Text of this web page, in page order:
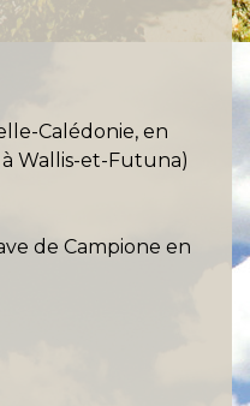
Calédonie, en
Wallis-et-Futuna)
de Campione en